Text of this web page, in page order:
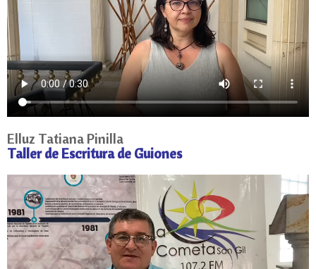
Elluz Tatiana Pinilla
Taller de Escritura de Guiones